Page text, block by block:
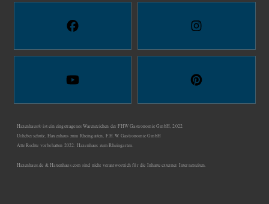
Haxenhaus® ist ein eingetragenes Warenzeichen der FHW Gastronomie GmbH, 2022
Urheberschutz, Haxenhaus zum Rheingarten, F.H.W. Gastronomie GmbH
Alle Rechte vorbehalten 2022. Haxenhaus zum Rheingarten.
Haxenhaus.de & Haxenhaus.com sind nicht verantwortlich für die Inhalte externer Internetseiten.